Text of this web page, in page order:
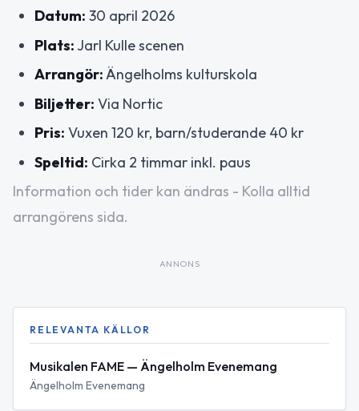
Datum: 30 april 2026
Plats: Jarl Kulle scenen
Arrangör:Ängelholms kulturskola
Biljetter: Via Nortic
Pris: Vuxen 120 kr, barn/studerande 40 kr
Speltid: Cirka 2 timmar inkl. paus
Information och tider kan ändras - Kolla alltid
arrangörens sida.
ANNONS
RELEVANTA KÄLLOR
Musikalen FAME — Ängelholm Evenemang
Ängelholm Evenemang